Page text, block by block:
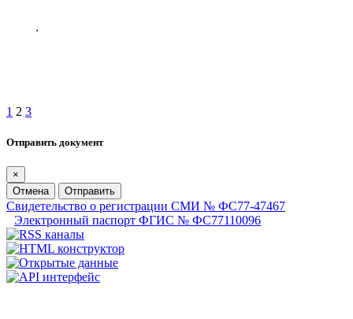
1 2 3
Отправить документ
×
Отмена
Отправить
Свидетельство о регистрации СМИ № ФС77-47467
Электронный паспорт ФГИС № ФС77110096